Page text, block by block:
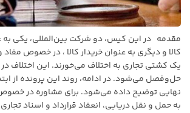
مقدمه در این کیس، دو شرکت بین‌المللی، یکی به
کالا و دیگری به عنوان خریدار کالا ، در خصوص مفاد
یک کشتی تجاری به اختلاف می‌خورند. این اختلاف در
حل‌وفصل می‌شود. در ادامه، روند این پرونده از
نهایی توضیح داده می‌شود. برای مشاوره در خصوص
به حمل و نقل دریایی، انعقاد قرارداد و اسناد تجاری